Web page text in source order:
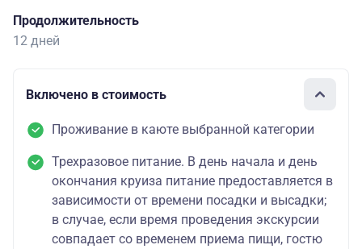
Продолжительность
12 дней
Включено в стоимость
Проживание в каюте выбранной категории
Трехразовое питание. В день начала и день
окончания круиза питание предоставляется в
зависимости от времени посадки и высадки;
в случае, если время проведения экскурсии
совпадает со временем приема пищи, гостю